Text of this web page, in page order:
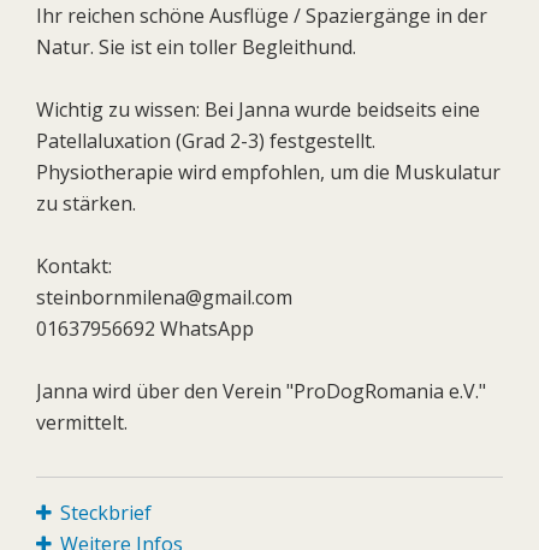
Ihr reichen schöne Ausflüge / Spaziergänge in der
Natur. Sie ist ein toller Begleithund.
Wichtig zu wissen: Bei Janna wurde beidseits eine
Patellaluxation (Grad 2-3) festgestellt.
Physiotherapie wird empfohlen, um die Muskulatur
zu stärken.
Kontakt:
steinbornmilena@gmail.com
01637956692 WhatsApp
Janna wird über den Verein "ProDogRomania e.V."
vermittelt.
Steckbrief
Weitere Infos